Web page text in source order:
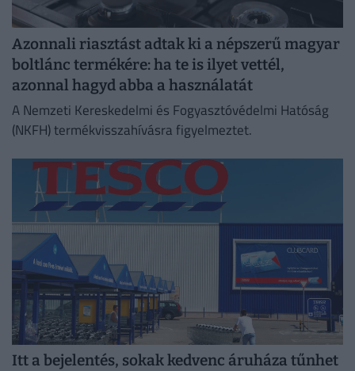
Azonnali riasztást adtak ki a népszerű magyar
boltlánc termékére: ha te is ilyet vettél,
azonnal hagyd abba a használatát
A Nemzeti Kereskedelmi és Fogyasztóvédelmi Hatóság
(NKFH) termékvisszahívásra figyelmeztet.
Itt a bejelentés, sokak kedvenc áruháza tűnhet